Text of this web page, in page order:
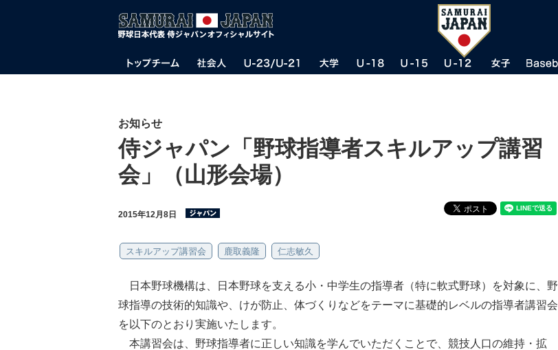
お知らせ
侍ジャパン「野球指導者スキルアップ講習
会」（山形会場）
2015年12月8日
スキルアップ講習会 鹿取義隆 仁志敏久
日本野球機構は、日本野球を支える小・中学生の指導者（特に軟式野球）を対象に、野
球指導の技術的知識や、けが防止、体づくりなどをテーマに基礎的レベルの指導者講習会
を以下のとおり実施いたします。
本講習会は、野球指導者に正しい知識を学んでいただくことで、競技人口の維持・拡